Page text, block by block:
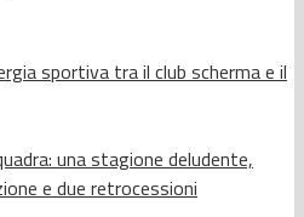
sportiva tra il club scherma e il
una stagione deludente,
e due retrocessioni